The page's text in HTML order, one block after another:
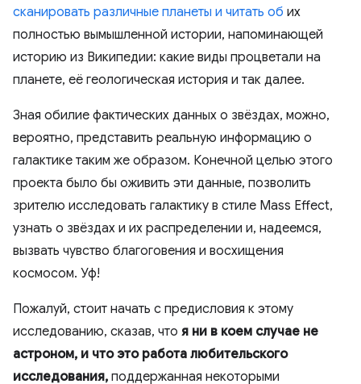
сканировать различные планеты и читать об их
полностью вымышленной истории, напоминающей
историю из Википедии: какие виды процветали на
планете, её геологическая история и так далее.
Зная обилие фактических данных о звёздах, можно,
вероятно, представить реальную информацию о
галактике таким же образом. Конечной целью этого
проекта было бы оживить эти данные, позволить
зрителю исследовать галактику в стиле Mass Effect,
узнать о звёздах и их распределении и, надеемся,
вызвать чувство благоговения и восхищения
космосом. Уф!
Пожалуй, стоит начать с предисловия к этому
исследованию, сказав, что я ни в коем случае не
астроном, и что это работа любительского
исследования, поддержанная некоторыми